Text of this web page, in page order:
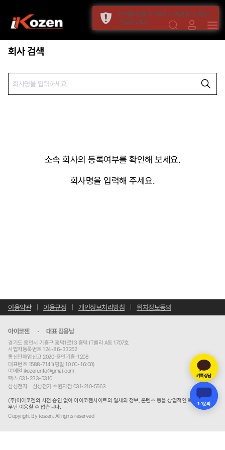
카톡상담
1:1문의
회사 검색
소속 회사의 등록여부를 확인해 보세요.
회사명을 입력해 주세요.
이용약관 이용규정 개인정보처리방침 위치정보동의
아이코젠 대표 김용남
경기도 용인시 기흥구 흥덕1로13 흥덕 IT밸리 A동 1707호
사업자등록번호 124-86-33252
통신판매업신고 2020-용인기흥-1208
대표번호 1588-7141(평일 10:00~16:00)
이메일 ikozen.info@gmail.com
팩스 031-233-5310
삼성전자ㆍ삼성전기 수원지점 031-210-5563
(주)아이코젠의 사전 승인 없이 아이코젠사이트의 일체의 정보, 콘텐츠 등을 상업적인 목적으로
무단 이용할 수 없습니다.
Copyright By ikozen. All rights reserved
위치동의를 하셔야 아이코젠 사용이
가능합니다.